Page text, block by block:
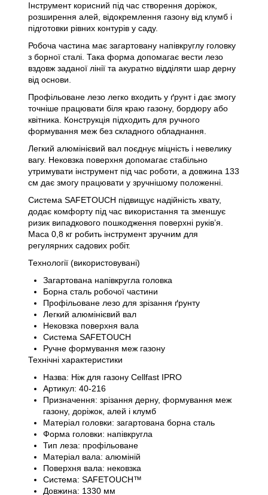
Інструмент корисний під час створення доріжок,
розширення алей, відокремлення газону від клумб і
підготовки рівних контурів у саду.
Робоча частина має загартовану напівкруглу головку
з борної сталі. Така форма допомагає вести лезо
вздовж заданої лінії та акуратно відділяти шар дерну
від основи.
Профільоване лезо легко входить у ґрунт і дає змогу
точніше працювати біля краю газону, бордюру або
квітника. Конструкція підходить для ручного
формування меж без складного обладнання.
Легкий алюмінієвий вал поєднує міцність і невелику
вагу. Нековзка поверхня допомагає стабільно
утримувати інструмент під час роботи, а довжина 133
см дає змогу працювати у зручнішому положенні.
Система SAFETOUCH підвищує надійність хвату,
додає комфорту під час використання та зменшує
ризик випадкового пошкодження поверхні руків’я.
Маса 0,8 кг робить інструмент зручним для
регулярних садових робіт.
Технології (використовувані)
Загартована напівкругла головка
Борна сталь робочої частини
Профільоване лезо для зрізання ґрунту
Легкий алюмінієвий вал
Нековзка поверхня вала
Система SAFETOUCH
Ручне формування меж газону
Технічні характеристики
Назва: Ніж для газону Cellfast IPRO
Артикул: 40-216
Призначення: зрізання дерну, формування меж
газону, доріжок, алей і клумб
Матеріал головки: загартована борна сталь
Форма головки: напівкругла
Тип леза: профільоване
Матеріал вала: алюміній
Поверхня вала: нековзка
Система: SAFETOUCH™
Довжина: 1330 мм